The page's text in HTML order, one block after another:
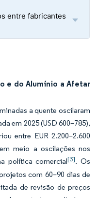
entre fabricantes
e do Alumínio a Afetar
a quente oscilaram
em 2025 (USD 600–785),
entre EUR 2.200–2.600
meio a oscilações nos
política comercial[3]. Os
com 60–90 dias de
de revisão de preços